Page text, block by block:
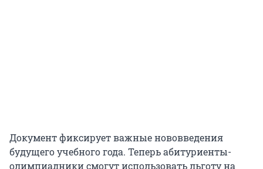
Документ фиксирует важные нововведения
будущего учебного года. Теперь абитуриенты-
олимпиадники смогут использовать льготу на